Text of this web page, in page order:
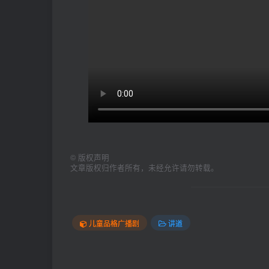
© 版权声明
文章版权归作者所有，未经允许请勿转载。
儿童品格广播剧 讲道